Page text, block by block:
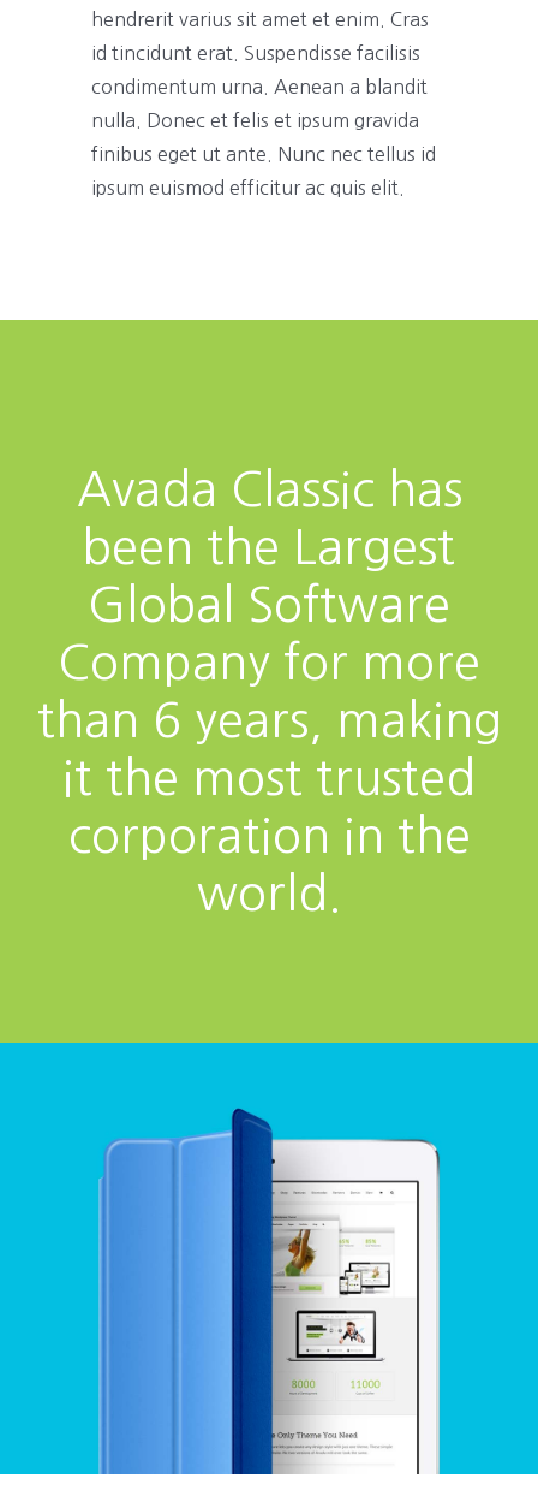
hendrerit varius sit amet et enim. Cras
id tincidunt erat. Suspendisse facilisis
condimentum urna. Aenean a blandit
nulla. Donec et felis et ipsum gravida
finibus eget ut ante. Nunc nec tellus id
ipsum euismod efficitur ac quis elit.
Avada Classic has
been the Largest
Global Software
Company for more
than 6 years, making
it the most trusted
corporation in the
world.